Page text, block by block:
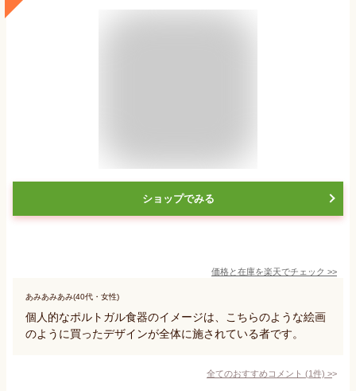
ショップでみる
価格と在庫を楽天でチェック >>
あみあみあみ(40代・女性)
個人的なポルトガル食器のイメージは、こちらのような絵画
のように買ったデザインが全体に施されている者です。
全てのおすすめコメント (1件) >